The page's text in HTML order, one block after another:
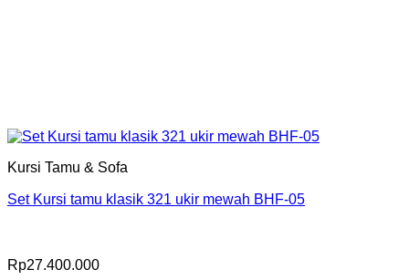
Kursi Tamu & Sofa
Set Kursi tamu klasik 321 ukir mewah BHF-05
Rp27.400.000